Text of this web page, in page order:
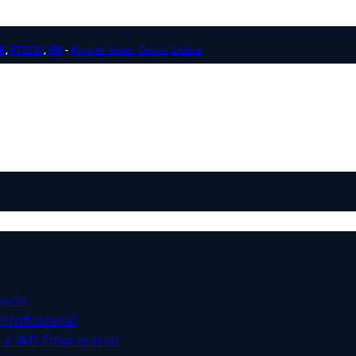
, PT2030, IFR- Paço de Arcos, Oeiras, Lisboa
à I&D Empresarial